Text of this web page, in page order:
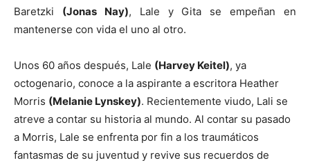
Baretzki (Jonas Nay), Lale y Gita se empeñan en
mantenerse con vida el uno al otro.
Unos 60 años después, Lale (Harvey Keitel), ya
octogenario, conoce a la aspirante a escritora Heather
Morris (Melanie Lynskey). Recientemente viudo, Lali se
atreve a contar su historia al mundo. Al contar su pasado
a Morris, Lale se enfrenta por fin a los traumáticos
fantasmas de su juventud y revive sus recuerdos de